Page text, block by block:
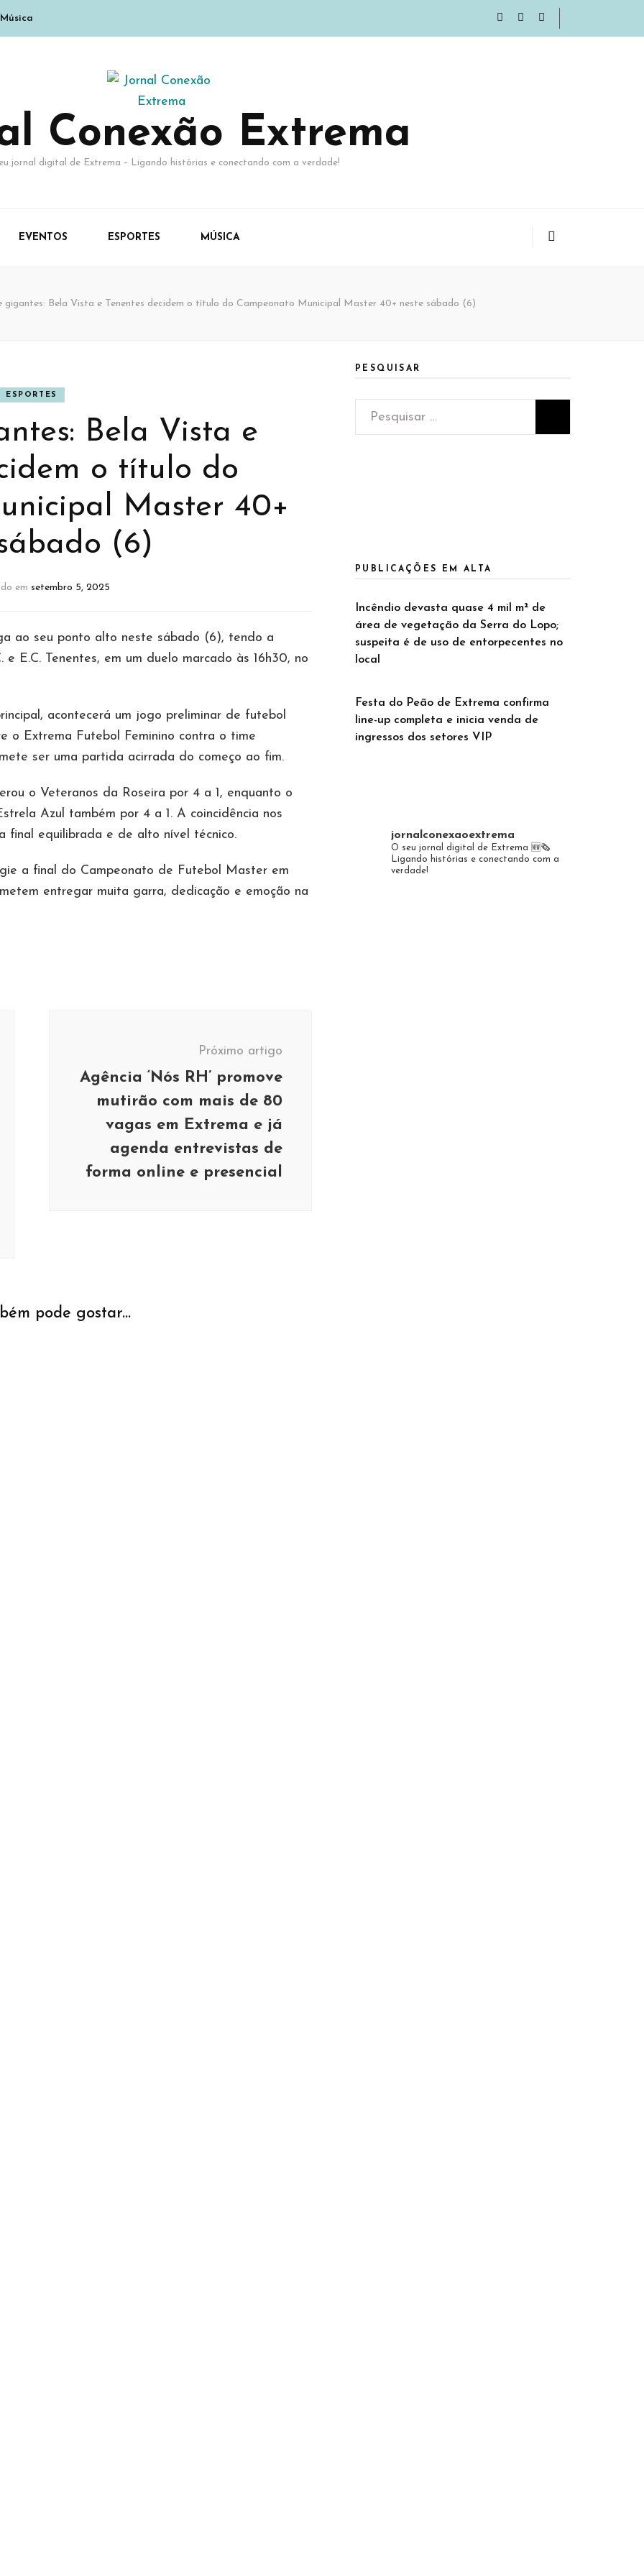
Música
Conexão Extrema
jornal digital de Extrema – Ligando histórias e conectando com a verdade!
EVENTOS ESPORTES MÚSICA
gigantes: Bela Vista e Tenentes decidem o título do Campeonato Municipal Master 40+ neste sábado (6)
ESPORTES
Bela Vista e
o título do
Master 40+
(6)
em setembro 5, 2025
ao seu ponto alto neste sábado (6), tendo a
E.C. Tenentes, em um duelo marcado às 16h30, no
acontecerá um jogo preliminar de futebol
o Extrema Futebol Feminino contra o time
ser uma partida acirrada do começo ao fim.
o Veteranos da Roseira por 4 a 1, enquanto o
Azul também por 4 a 1. A coincidência nos
final equilibrada e de alto nível técnico.
a final do Campeonato de Futebol Master em
entregar muita garra, dedicação e emoção na
Próximo artigo
Agência ‘Nós RH’ promove
mutirão com mais de 80
vagas em Extrema e já
agenda entrevistas de
forma online e presencial
pode gostar...
PESQUISAR
Pesquisar
por:
PUBLICAÇÕES EM ALTA
Incêndio devasta quase 4 mil m² de
área de vegetação da Serra do Lopo;
suspeita é de uso de entorpecentes no
local
Festa do Peão de Extrema confirma
line-up completa e inicia venda de
ingressos dos setores VIP
jornalconexaoextrema
O seu jornal digital de Extrema 🆕️🗞
Ligando histórias e conectando com a
verdade!